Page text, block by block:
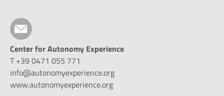
Center for Autonomy Experience
T +39 0471 055 771
info@autonomyexperience.org
www.autonomyexperience.org